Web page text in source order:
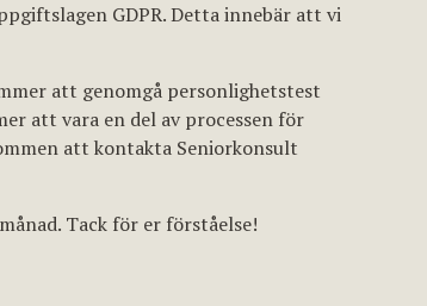
GDPR. Detta innebär att vi
att genomgå personlighetstest
att vara en del av processen för
att kontakta Seniorkonsult
Tack för er förståelse!